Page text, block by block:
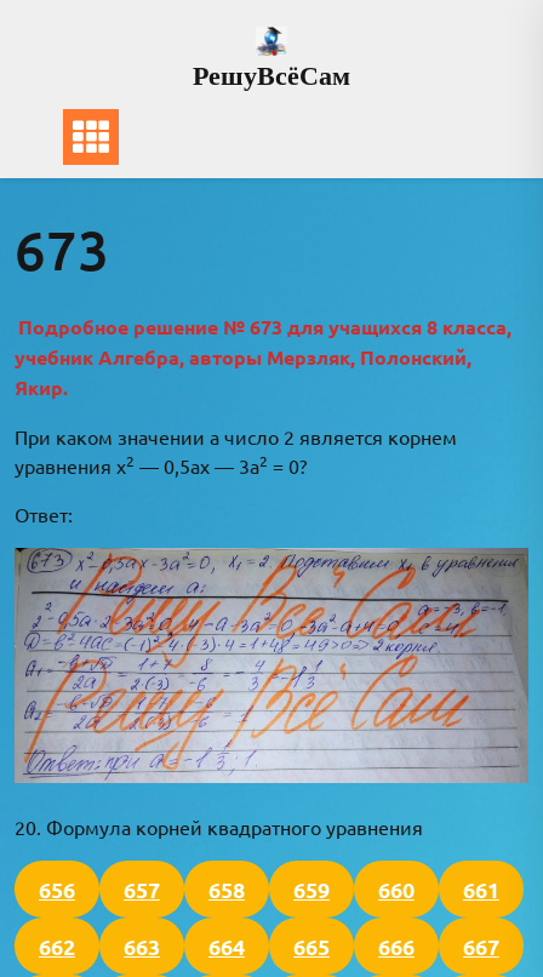
РешуВсёСам
673
Подробное решение № 673 для учащихся 8 класса,
учебник Алгебра, авторы Мерзляк, Полонский,
Якир.
При каком значении а число 2 является корнем
уравнения x2 — 0,5ах — 3a2 = 0?
Ответ:
20. Формула корней квадратного уравнения
656 657 658 659 660 661
662 663 664 665 666 667